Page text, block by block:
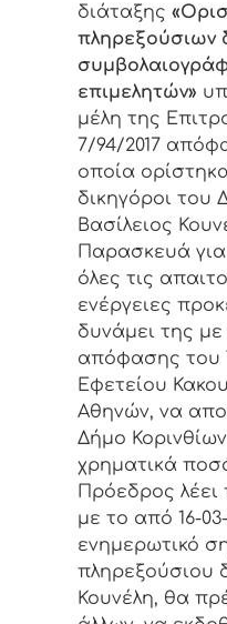
διάταξης
πληρεξούσιων
επιμελητών»
μέλη της
7/94/2017
οποία
δικηγόροι του
Βασίλειος
Παρασκευά
όλες τις
ενέργειες
δυνάμει της με
απόφασης του
Εφετείου
Αθηνών, να
Δήμο
χρηματικά
Πρόεδρος
με το από 16-03-
ενημερωτικό
πληρεξούσιου
Κουνέλη, θα